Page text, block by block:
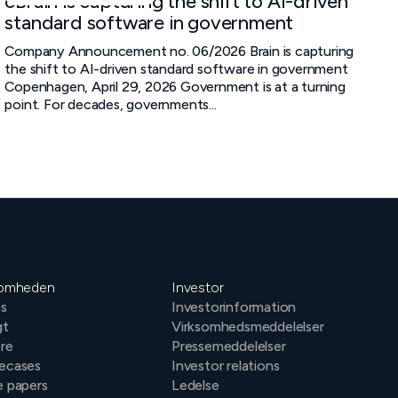
standard software in government
Company Announcement no. 06/2026 Brain is capturing
the shift to AI-driven standard software in government
Copenhagen, April 29, 2026 Government is at a turning
point. For decades, governments...
papers
Investor
Investorinformation
Virksomhedsmeddelelser
Pressemeddelelser
Investor relations
Ledelse